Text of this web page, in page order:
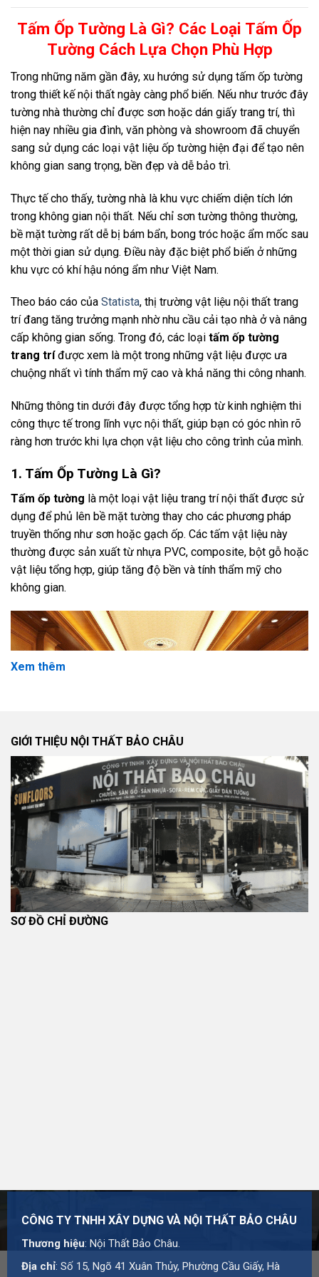
Tấm Ốp Tường Là Gì? Các Loại Tấm Ốp
Tường Cách Lựa Chọn Phù Hợp
Trong những năm gần đây, xu hướng sử dụng tấm ốp tường
trong thiết kế nội thất ngày càng phổ biến. Nếu như trước đây
tường nhà thường chỉ được sơn hoặc dán giấy trang trí, thì
hiện nay nhiều gia đình, văn phòng và showroom đã chuyển
sang sử dụng các loại vật liệu ốp tường hiện đại để tạo nên
không gian sang trọng, bền đẹp và dễ bảo trì.
Thực tế cho thấy, tường nhà là khu vực chiếm diện tích lớn
trong không gian nội thất. Nếu chỉ sơn tường thông thường,
bề mặt tường rất dễ bị bám bẩn, bong tróc hoặc ẩm mốc sau
một thời gian sử dụng. Điều này đặc biệt phổ biến ở những
khu vực có khí hậu nóng ẩm như Việt Nam.
Theo báo cáo của Statista, thị trường vật liệu nội thất trang
trí đang tăng trưởng mạnh nhờ nhu cầu cải tạo nhà ở và nâng
cấp không gian sống. Trong đó, các loại tấm ốp tường
trang tríđược xem là một trong những vật liệu được ưa
chuộng nhất vì tính thẩm mỹ cao và khả năng thi công nhanh.
Những thông tin dưới đây được tổng hợp từ kinh nghiệm thi
công thực tế trong lĩnh vực nội thất, giúp bạn có góc nhìn rõ
ràng hơn trước khi lựa chọn vật liệu cho công trình của mình.
1. Tấm Ốp Tường Là Gì?
Tấm ốp tường là một loại vật liệu trang trí nội thất được sử
dụng để phủ lên bề mặt tường thay cho các phương pháp
truyền thống như sơn hoặc gạch ốp. Các tấm vật liệu này
thường được sản xuất từ nhựa PVC, composite, bột gỗ hoặc
vật liệu tổng hợp, giúp tăng độ bền và tính thẩm mỹ cho
không gian.
Ngày nay,tấm ốp tường nội thất
không chỉ đóng vai trò bảo
vệ tường mà còn trở thành một yếu tố quan trọng trong thiết
kế không gian. Chúng có thể tạo điểm nhấn cho phòng khách,
phòng ngủ hoặc khu vực làm việc.
1.2. Cấu tạo của tấm ốp tường
tạo gồm nhiều lớp để đảm bảo độ bền và tính thẩm mỹ.
Xem thêm
GIỚI THIỆU NỘI THẤT BẢO CHÂU
SƠ ĐỒ CHỈ ĐƯỜNG
CÔNG TY TNHH XÂY DỰNG VÀ NỘI THẤT BẢO CHÂU
Thương hiệu: Nội Thất Bảo Châu.
Địa chỉ: Số 15, Ngõ 41 Xuân Thủy, Phường Cầu Giấy, Hà